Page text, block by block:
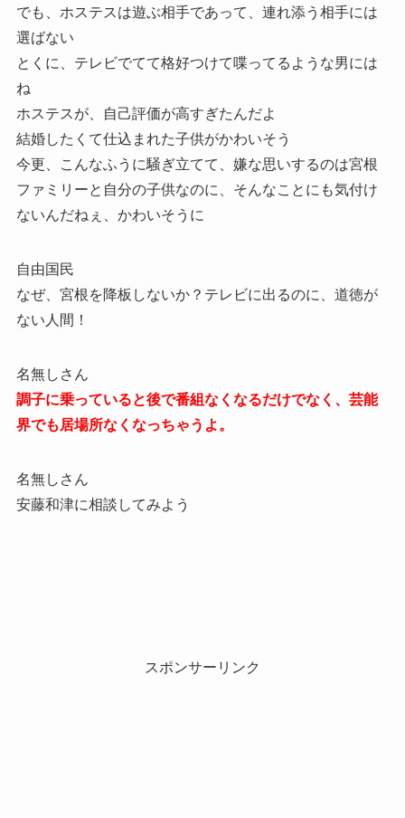
でも、ホステスは遊ぶ相手であって、連れ添う相手には
選ばない
とくに、テレビでてて格好つけて喋ってるような男には
ね
ホステスが、自己評価が高すぎたんだよ
結婚したくて仕込まれた子供がかわいそう
今更、こんなふうに騒ぎ立てて、嫌な思いするのは宮根
ファミリーと自分の子供なのに、そんなことにも気付け
ないんだねぇ、かわいそうに
自由国民
なぜ、宮根を降板しないか？テレビに出るのに、道徳が
ない人間！
名無しさん
調子に乗っていると後で番組なくなるだけでなく、芸能
界でも居場所なくなっちゃうよ。
名無しさん
安藤和津に相談してみよう
スポンサーリンク